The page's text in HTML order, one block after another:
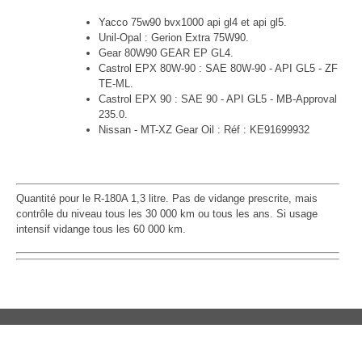
Yacco 75w90 bvx1000 api gl4 et api gl5.
Unil-Opal : Gerion Extra 75W90.
Gear 80W90 GEAR EP GL4.
Castrol EPX 80W-90 : SAE 80W-90 - API GL5 - ZF
TE-ML.
Castrol EPX 90 : SAE 90 - API GL5 - MB-Approval
235.0.
Nissan - MT-XZ Gear Oil : Réf : KE91699932
Quantité pour le R-180A 1,3 litre. Pas de vidange prescrite, mais
contrôle du niveau tous les 30 000 km ou tous les ans. Si usage
intensif vidange tous les 60 000 km.